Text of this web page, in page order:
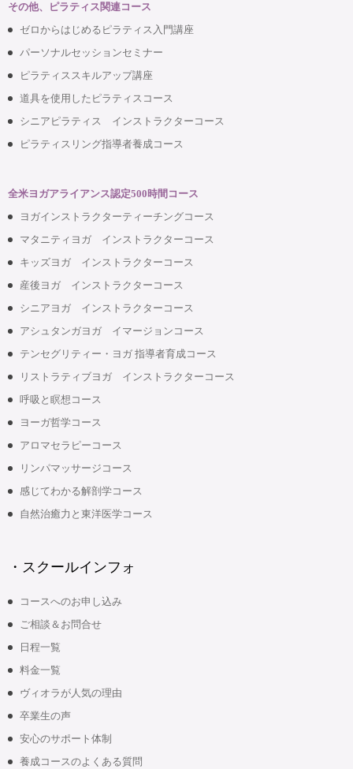
その他、ピラティス関連コース
ゼロからはじめるピラティス入門講座
パーソナルセッションセミナー
ピラティススキルアップ講座
道具を使用したピラティスコース
シニアピラティス インストラクターコース
ピラティスリング指導者養成コース
全米ヨガアライアンス認定500時間コース
ヨガインストラクターティーチングコース
マタニティヨガ インストラクターコース
キッズヨガ インストラクターコース
産後ヨガ インストラクターコース
シニアヨガ インストラクターコース
アシュタンガヨガ イマージョンコース
テンセグリティー・ヨガ 指導者育成コース
リストラティブヨガ インストラクターコース
呼吸と瞑想コース
ヨーガ哲学コース
アロマセラピーコース
リンパマッサージコース
感じてわかる解剖学コース
自然治癒力と東洋医学コース
・スクールインフォ
コースへのお申し込み
ご相談＆お問合せ
日程一覧
料金一覧
ヴィオラが人気の理由
卒業生の声
安心のサポート体制
養成コースのよくある質問